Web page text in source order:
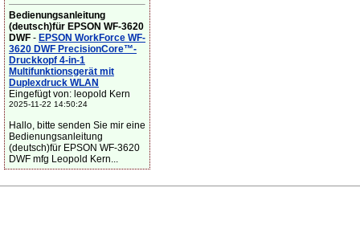
Bedienungsanleitung
(deutsch)für EPSON WF-3620
DWF - EPSON WorkForce WF-
3620 DWF PrecisionCore™-
Druckkopf 4-in-1
Multifunktionsgerät mit
Duplexdruck WLAN
Eingefügt von: leopold Kern
2025-11-22 14:50:24
Hallo, bitte senden Sie mir eine
Bedienungsanleitung
(deutsch)für EPSON WF-3620
DWF mfg Leopold Kern...